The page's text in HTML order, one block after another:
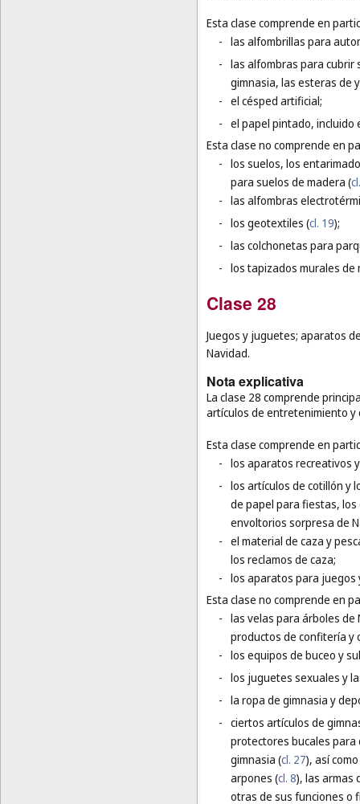
Esta clase comprende en
- las alfombrillas para
- las alfombras para cubrir
gimnasia, las esteras de
- el césped artificial;
- el papel pintado,
Esta clase no comprende en
- los suelos, los
para suelos de madera (
- las alfombras
- los geotextiles (cl. 19);
- las colchonetas para
- los tapizados murales de
Clase 28
Juegos y juguetes; aparatos
Navidad.
Nota explicativa
La clase 28 comprende
artículos de entretenimiento y
Esta clase comprende en
- los aparatos recreativos
- los artículos de cotillón y
de papel para fiestas,
envoltorios sorpresa de
- el material de caza y
los reclamos de caza;
- los aparatos para juegos
Esta clase no comprende en
- las velas para árboles de
productos de confitería y
- los equipos de buceo y
- los juguetes sexuales y
- la ropa de gimnasia y
- ciertos artículos de
protectores bucales para
gimnasia (cl. 27), así
arpones (cl. 8), las armas
otras de sus funciones o